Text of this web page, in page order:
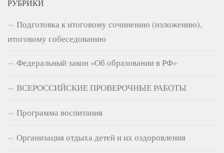
РУБРИКИ
Подготовка к итоговому сочинению (изложению),
итоговому собеседованию
Федеральный закон «Об образовании в РФ»
ВСЕРОССИЙСКИЕ ПРОВЕРОЧНЫЕ РАБОТЫ
Программа воспитания
Организация отдыха детей и их оздоровления